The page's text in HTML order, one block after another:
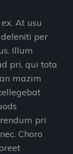
At usu
per
Illum
pri, qui tota
mazim
pri
Choro